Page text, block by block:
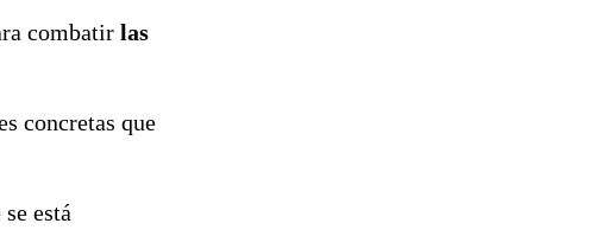
combatir las
concretas que
está